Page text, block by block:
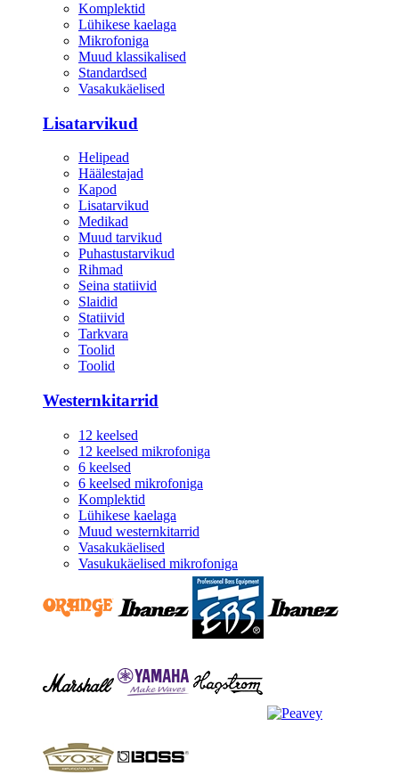
Komplektid
Lühikese kaelaga
Mikrofoniga
Muud klassikalised
Standardsed
Vasakukäelised
Lisatarvikud
Helipead
Häälestajad
Kapod
Lisatarvikud
Medikad
Muud tarvikud
Puhastustarvikud
Rihmad
Seina statiivid
Slaidid
Statiivid
Tarkvara
Toolid
Toolid
Westernkitarrid
12 keelsed
12 keelsed mikrofoniga
6 keelsed
6 keelsed mikrofoniga
Komplektid
Lühikese kaelaga
Muud westernkitarrid
Vasakukäelised
Vasukukäelised mikrofoniga